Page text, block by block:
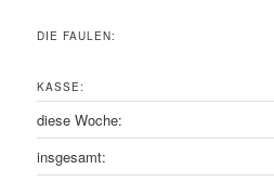
DIE FAULEN:
KASSE:
diese Woche:
insgesamt: